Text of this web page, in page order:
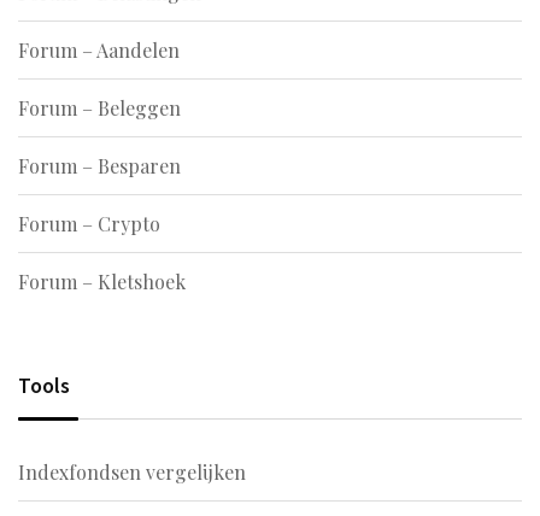
Forum – Aandelen
Forum – Beleggen
Forum – Besparen
Forum – Crypto
Forum – Kletshoek
Tools
Indexfondsen vergelijken